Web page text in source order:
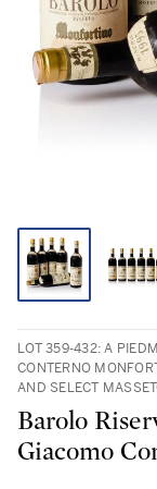
LOT 359-432: A
CONTERNO
AND SELECT
Barolo
Giacomo